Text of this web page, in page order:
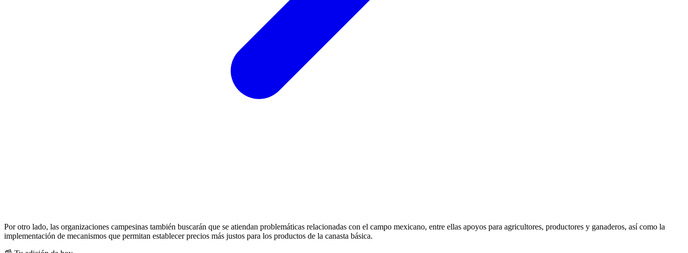
Por otro lado, las organizaciones campesinas también buscarán que se atiendan problemáticas relacionadas con el campo mexicano, entre ellas apoyos para agricultores, productores y ganaderos, así como la
implementación de mecanismos que permitan establecer precios más justos para los productos de la canasta básica.